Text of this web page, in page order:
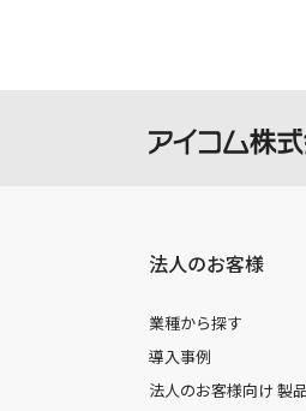
法人のお客様
業種から探す
導入事例
法人のお客様向け 製